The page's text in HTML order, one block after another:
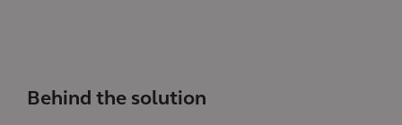
Behind the solution